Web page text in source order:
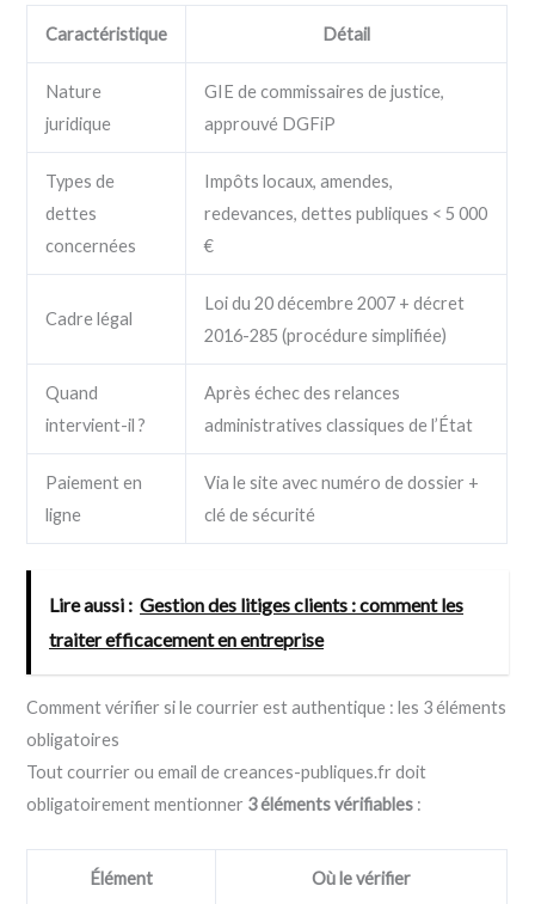
Caractéristique Détail
Nature
juridique
GIE de commissaires de justice,
approuvé DGFiP
Types de
dettes
concernées
Impôts locaux, amendes,
redevances, dettes publiques < 5 000
€
Cadre légal
Loi du 20 décembre 2007 + décret
2016-285 (procédure simplifiée)
Quand
intervient-il ?
Après échec des relances
administratives classiques de l’État
Paiement en
ligne
Via le site avec numéro de dossier +
clé de sécurité
Lire aussi : Gestion des litiges clients : comment les
traiter efficacement en entreprise
Comment vérifier si le courrier est authentique : les 3 éléments
obligatoires
Tout courrier ou email de creances-publiques.fr doit
obligatoirement mentionner 3 éléments vérifiables :
Élément Où le vérifier